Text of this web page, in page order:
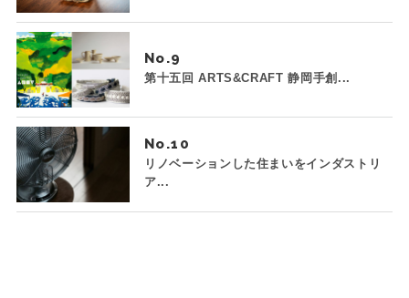
No.
第十五回 ARTS&CRAFT 静岡手創...
No.
リノベーションした住まいをインダストリ
ア...